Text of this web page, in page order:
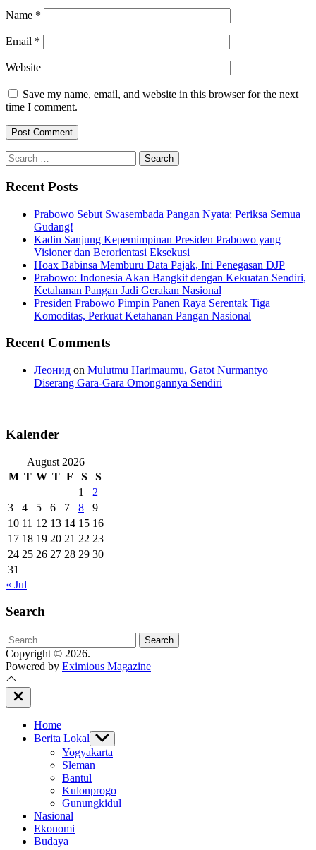
Name *
Email *
Website
Save my name, email, and website in this browser for the next
time I comment.
Search
for:
Recent Posts
Prabowo Sebut Swasembada Pangan Nyata: Periksa Semua
Gudang!
Kadin Sanjung Kepemimpinan Presiden Prabowo yang
Visioner dan Berorientasi Eksekusi
Hoax Babinsa Memburu Data Pajak, Ini Penegasan DJP
Prabowo: Indonesia Akan Bangkit dengan Kekuatan Sendiri,
Ketahanan Pangan Jadi Gerakan Nasional
Presiden Prabowo Pimpin Panen Raya Serentak Tiga
Komoditas, Perkuat Ketahanan Pangan Nasional
Recent Comments
Леонид on Mulutmu Harimaumu, Gatot Nurmantyo
Diserang Gara-Gara Omongannya Sendiri
Kalender
August 2026
M T W T F S
S
1
2
3
4 5 6 7 8
9
10 11 12 13 14 15 16
17 18 19 20 21 22 23
24 25 26 27 28 29 30
31
« Jul
Search
Search
for:
Copyright © 2026.
Powered by Eximious Magazine
Close
Off
Home
Berita Lokal Show
sub
menu
Yogyakarta
Sleman
Bantul
Kulonprogo
Gunungkidul
Nasional
Ekonomi
Budaya